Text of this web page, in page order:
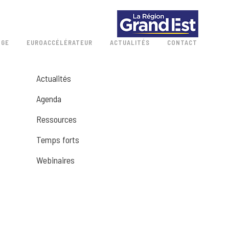
EUROACCÉLÉRATEUR ACTUALITÉS CONTACT
Actualités
Agenda
Ressources
Temps forts
Webinaires